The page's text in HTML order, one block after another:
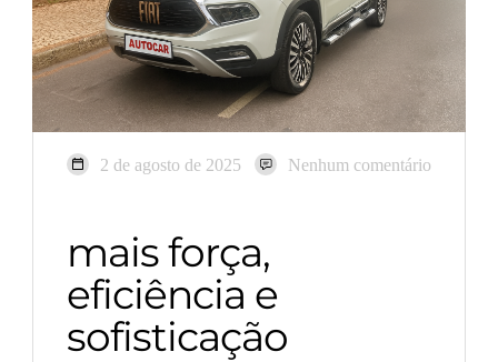
2 de agosto de 2025 Nenhum comentário
mais força,
eficiência e
sofisticação